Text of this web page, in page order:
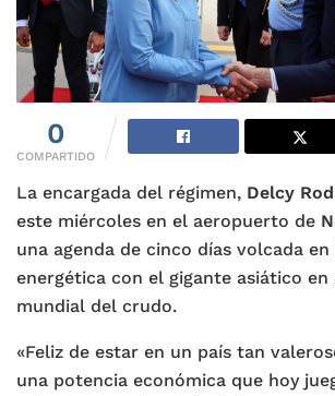
0
COMPARTIDO
La encargada del régimen, Delcy
este miércoles en el aeropuerto de
una agenda de cinco días volcada
energética con el gigante asiático en
mundial del crudo.
«Feliz de estar en un país tan
una potencia económica que hoy